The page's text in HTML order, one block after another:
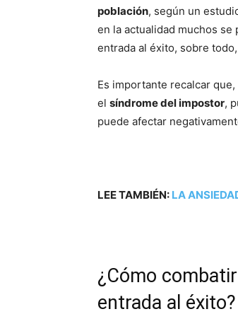
población, según un
en la actualidad muchos se
entrada al éxito, sobre
Es importante recalcar
el síndrome del impostor,
puede afectar
LEE TAMBIÉN: LA
¿Cómo
entrada al éxito?